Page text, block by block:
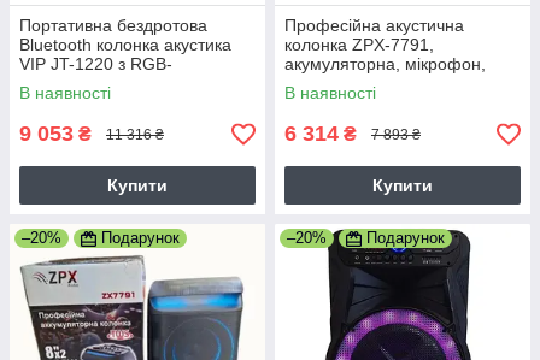
Портативна бездротова
Bluetooth колонка акустика
VIP JT-1220 з RGB-
підсвічуванням та 2-ма
мікрофонами на колесах
караоке, 7Ah,
В наявності
9 053 ₴ 11 316 ₴
Купити
Професійна акустична
колонка ZPX-7791,
акумуляторна, мікрофон,
пульт керування, Потужність
80Вт (39х37х76 см)
В наявності
6 314 ₴ 7 893 ₴
Купити
–20% Подарунок –20% Подарунок